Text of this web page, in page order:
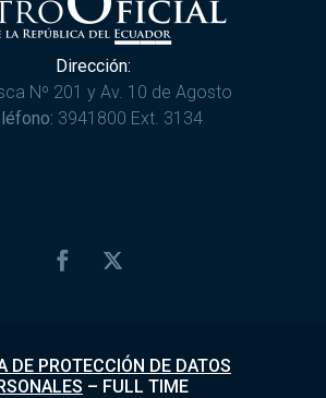
Dirección:
Nº 201 y Av. 10 de Agosto
3941800 Ext. 3134
DE PROTECCIÓN DE DATOS
– FULL TIME